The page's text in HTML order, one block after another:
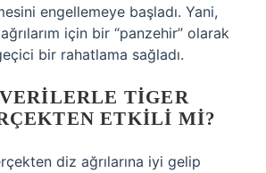
engellemeye başladı. Yani,
için bir “panzehir” olarak
bir rahatlama sağladı.
TIGER
ETKILI MI?
diz ağrılarına iyi gelip